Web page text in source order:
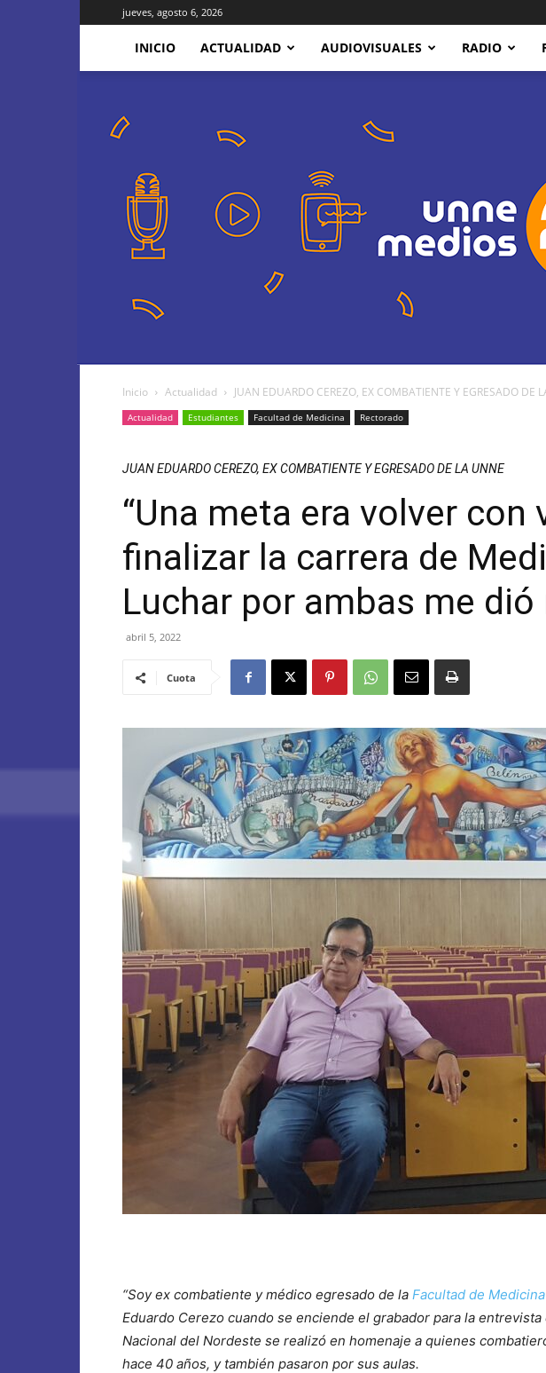
jueves, agosto 6, 2026
INICIO ACTUALIDAD AUDIOVISUALES RADIO
Inicio Actualidad JUAN EDUARDO CEREZO, EX COMBATIENTE Y EGRESADO DE
Actualidad Estudiantes Facultad de Medicina Rectorado
JUAN EDUARDO CEREZO, EX COMBATIENTE Y EGRESADO DE LA UNNE
“Una meta era volver con
finalizar la carrera de
Luchar por ambas me dió
abril 5, 2022
Cuota
“Soy ex combatiente y médico egresado de la Facultad de
Eduardo Cerezo cuando se enciende el grabador para la
Nacional del Nordeste se realizó en homenaje a quienes
hace 40 años, y también pasaron por sus aulas.